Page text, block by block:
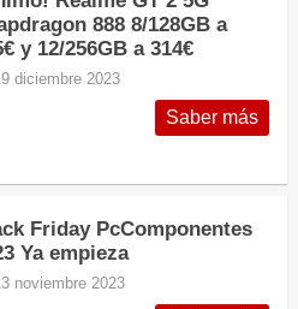
888 8/128GB a
y 12/256GB a 314€
diciembre 2023
Saber más
Friday PcComponentes
Ya empieza
noviembre 2023